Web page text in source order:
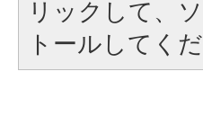
リックして、
トールしてくだ